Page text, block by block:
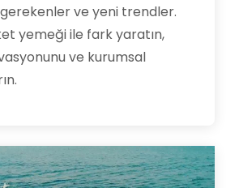
ve yeni trendler.
yemeği ile fark yaratın,
ve kurumsal